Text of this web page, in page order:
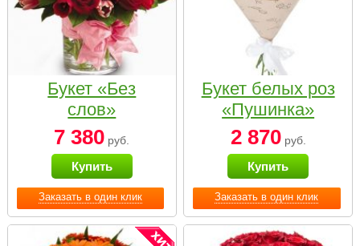
Заказать в один клик
Букет «Без
слов»
7 380 руб.
Купить
Заказать в один клик
Букет белых роз
«Пушинка»
2 870руб.
Купить